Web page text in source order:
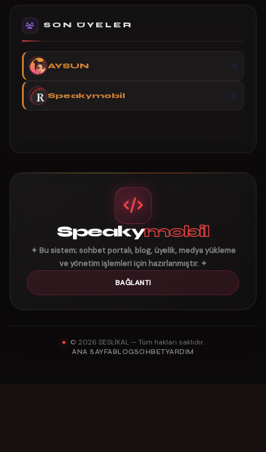
SON ÜYELER
AYSUN
Speakymobil
Speakymobil
✦ Bu sistem; sohbet portalı, blog, üyelik, medya yükleme
ve yönetim işlemleri için hazırlanmıştır. ✦
BAĞLANTI
© 2026 SESLİKAL — Tüm hakları saklıdır.
ANA SAYFABLOGSOHBETYARDIM